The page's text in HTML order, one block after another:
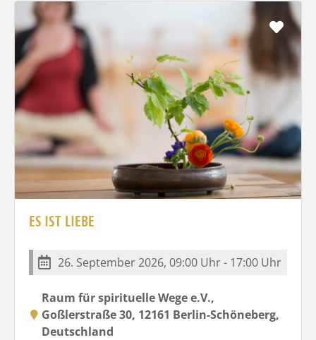
ES IST LIEBE
26. September 2026, 09:00 Uhr - 17:00 Uhr
Raum für spirituelle Wege e.V.,
Goßlerstraße 30, 12161 Berlin-Schöneberg,
Deutschland